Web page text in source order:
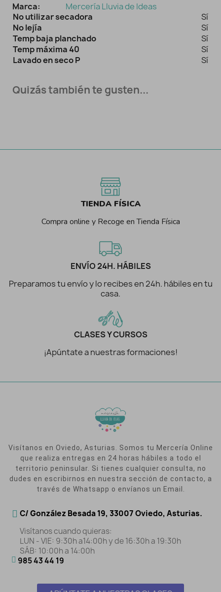
Marca:
Mercería Lluvia de Ideas
No utilizar secadora
Sí
No lejía
Sí
Temp baja planchado
Sí
Temp máxima 40
Sí
Lavado en seco P
Sí
Quizás también te gusten...
TIENDA FÍSICA
Compra online y Recoge en Tienda Física
ENVÍO 24H. HÁBILES
Preparamos tu envío y lo recibes en 24h. hábiles en tu
casa.
CLASES Y CURSOS
¡Apúntate a nuestras formaciones!
Visítanos en Oviedo, Asturias. Somos tu Mercería Online
que realiza entregas en 24 horas hábiles a todo el
territorio peninsular. Si tienes cualquier consulta, no
dudes en escribirnos en nuestra sección de contacto, a
través de Whatsapp o envíanos un Email.
C/ González Besada 19, 33007 Oviedo, Asturias.
Visítanos cuando quieras:
LUN - VIE: 9:30h a14:00h y de 16:30h a 19:30h
SÁB: 10:00h a 14:00h
985 43 44 19